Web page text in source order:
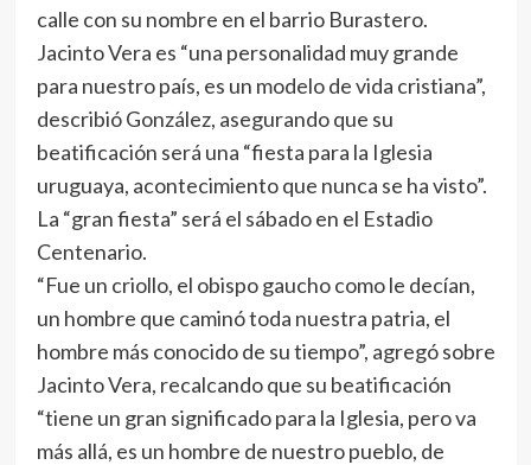
calle con su nombre en el barrio Burastero.
Jacinto Vera es “una personalidad muy grande
para nuestro país, es un modelo de vida cristiana”,
describió González, asegurando que su
beatificación será una “fiesta para la Iglesia
uruguaya, acontecimiento que nunca se ha visto”.
La “gran fiesta” será el sábado en el Estadio
Centenario.
“Fue un criollo, el obispo gaucho como le decían,
un hombre que caminó toda nuestra patria, el
hombre más conocido de su tiempo”, agregó sobre
Jacinto Vera, recalcando que su beatificación
“tiene un gran significado para la Iglesia, pero va
más allá, es un hombre de nuestro pueblo, de